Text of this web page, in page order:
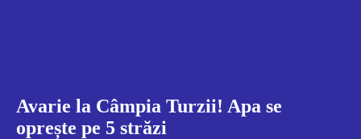
Avarie la Câmpia Turzii! Apa se
oprește pe 5 străzi